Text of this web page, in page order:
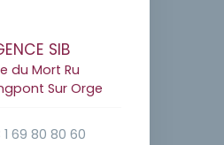
SIB
du Mort Ru
Sur Orge
1 69 80 80 60